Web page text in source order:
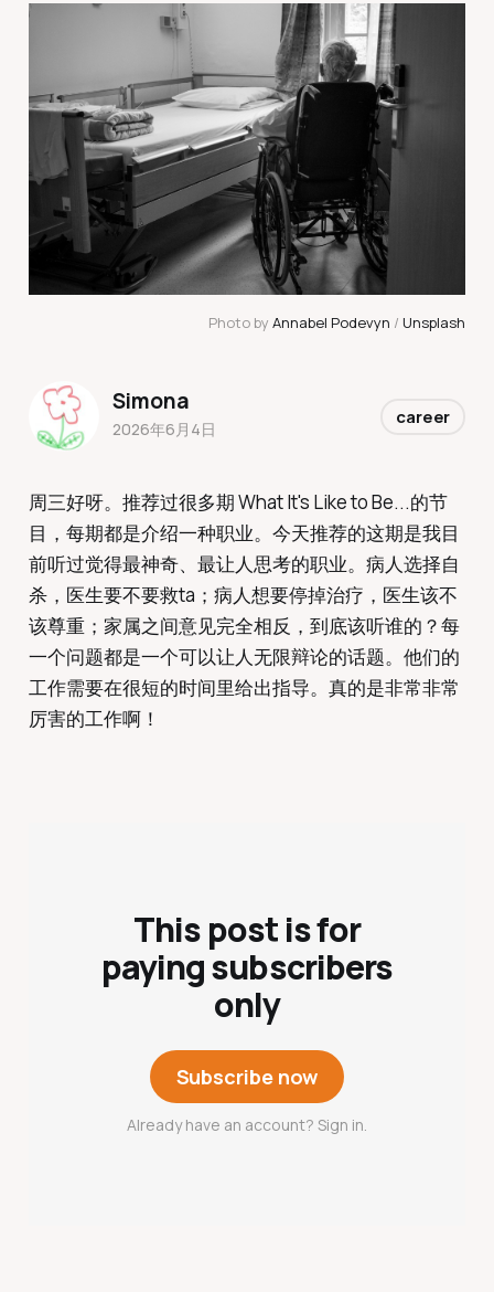
Photo by Annabel Podevyn / Unsplash
周三好呀。推荐过很多期 What It's Like to Be...的节
目，每期都是介绍一种职业。今天推荐的这期是我目
前听过觉得最神奇、最让人思考的职业。病人选择自
杀，医生要不要救ta；病人想要停掉治疗，医生该不
该尊重；家属之间意见完全相反，到底该听谁的？每
一个问题都是一个可以让人无限辩论的话题。他们的
工作需要在很短的时间里给出指导。真的是非常非常
厉害的工作啊！
This post is for
paying subscribers
only
Subscribe now
Already have an account? Sign in.
Simona
2026年6月4日
career